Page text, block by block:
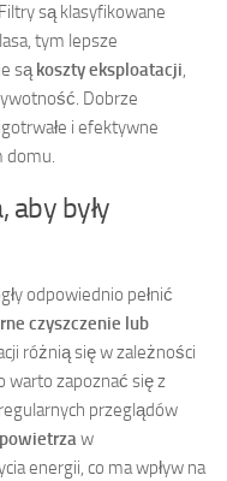
są klasyfikowane
tym lepsze
sąkoszty eksploatacji,
Dobrze
i efektywne
domu.
aby były
odpowiednio pełnić
czyszczenie lub
różnią się w zależności
warto zapoznać się z
przeglądów
w
energii, co ma wpływ na